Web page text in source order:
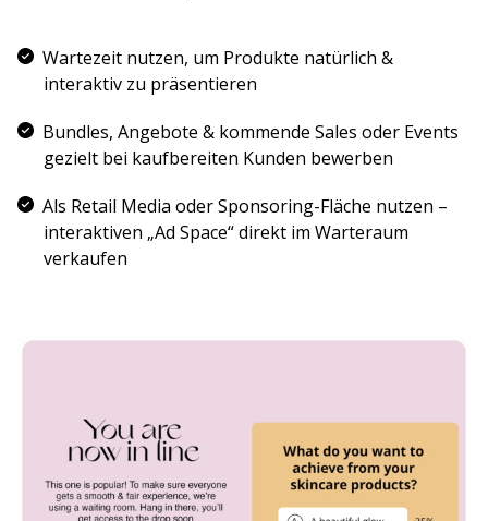
Wartezeit nutzen, um Produkte natürlich &
interaktiv zu präsentieren
Bundles, Angebote & kommende Sales oder Events
gezielt bei kaufbereiten Kunden bewerben
Als Retail Media oder Sponsoring-Fläche nutzen –
interaktiven „Ad Space“ direkt im Warteraum
verkaufen